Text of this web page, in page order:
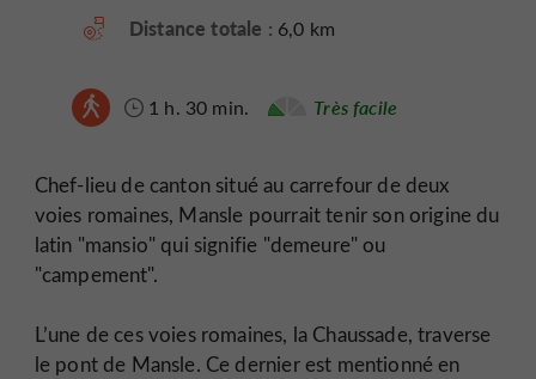
Distance totale : 6,0 km
1 h. 30 min. Très facile
Chef-lieu de canton situé au carrefour de deux
voies romaines, Mansle pourrait tenir son origine du
latin "mansio" qui signifie "demeure" ou
"campement".
L’une de ces voies romaines, la Chaussade, traverse
le pont de Mansle. Ce dernier est mentionné en